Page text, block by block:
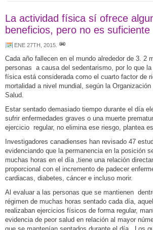
La actividad física sí ofrece
beneficios, pero no es suficiente
ENE 27TH, 2015
Cada año fallecen en el mundo alrededor de 3. 2
personas a causa del sedentarismo, por lo que la
física está considerada como el cuarto factor de
mortalidad a nivel mundial, según la
Salud.
Estar sentado demasiado tiempo durante el día
sufrir enfermedades graves o una muerte
ejercicio regular, no elimina ese riesgo, plantea
Investigadores canadienses han revisado 47
evidenciando que la permanencia en la posición
muchas horas en el día ,tiene una relación
proporcional con el incremento de padecer
cardiacas, diabetes, cáncer e incluso morir.
Al evaluar a las personas que se mantienen
régimen de muchas horas sentado cada día,
realizaban ejercicios físicos de forma regular,
evidencia de peor salud en relación al mayor